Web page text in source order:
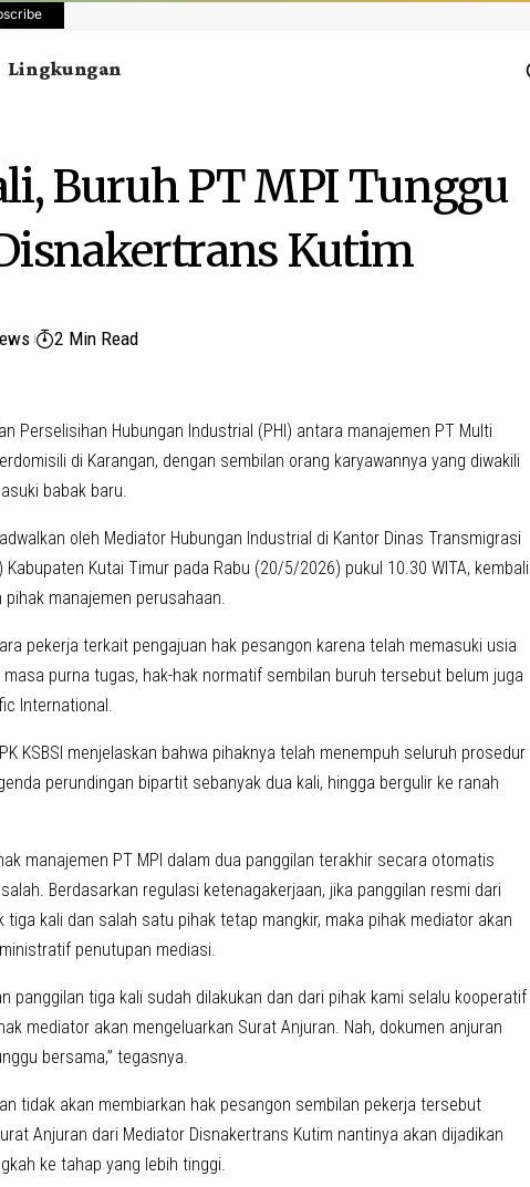
Lingkungan
Buruh PT MPI Tunggu
Kutim
2 Min Read
Perselisihan Hubungan Industrial (PHI) antara manajemen PT Multi
di Karangan, dengan sembilan orang karyawannya yang diwakili
babak baru.
oleh Mediator Hubungan Industrial di Kantor Dinas Transmigrasi
Kutai Timur pada Rabu (20/5/2026) pukul 10.30 WITA, kembali
manajemen perusahaan.
pekerja terkait pengajuan hak pesangon karena telah memasuki usia
purna tugas, hak-hak normatif sembilan buruh tersebut belum juga
International.
KSBSI menjelaskan bahwa pihaknya telah menempuh seluruh prosedur
perundingan bipartit sebanyak dua kali, hingga bergulir ke ranah
manajemen PT MPI dalam dua panggilan terakhir secara otomatis
Berdasarkan regulasi ketenagakerjaan, jika panggilan resmi dari
tiga kali dan salah satu pihak tetap mangkir, maka pihak mediator akan
penutupan mediasi.
panggilan tiga kali sudah dilakukan dan dari pihak kami selalu kooperatif
mediator akan mengeluarkan Surat Anjuran. Nah, dokumen anjuran
bersama,” tegasnya.
tidak akan membiarkan hak pesangon sembilan pekerja tersebut
Anjuran dari Mediator Disnakertrans Kutim nantinya akan dijadikan
ke tahap yang lebih tinggi.